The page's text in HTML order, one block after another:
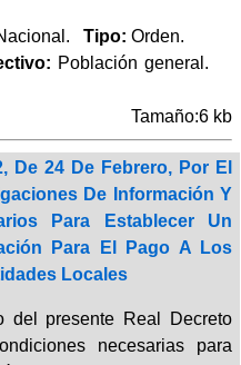
Tipo: Orden.
Población general.
Tamaño:6 kb
De 24 De Febrero, Por El
De Información Y
Para Establecer Un
Para El Pago A Los
Locales
del presente Real Decreto
necesarias para